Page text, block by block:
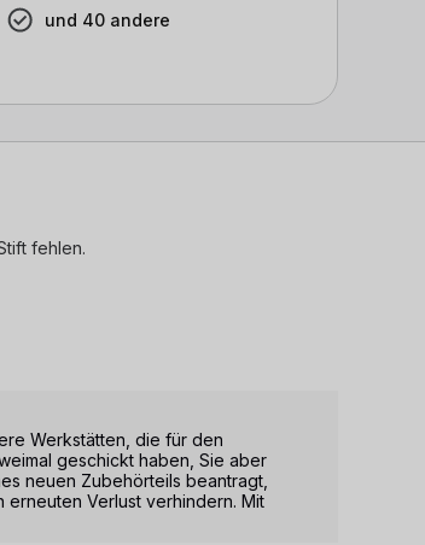
und 40 andere
fehlen.
Werkstätten, die für den
geschickt haben, Sie aber
neuen Zubehörteils beantragt,
Verlust verhindern. Mit